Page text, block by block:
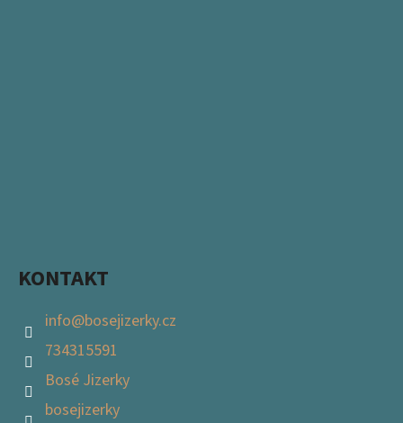
KONTAKT
info@bosejizerky.cz
734315591
Bosé Jizerky
bosejizerky